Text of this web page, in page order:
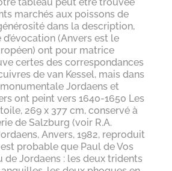
tableau peut être trouvée
marchés aux poissons de
dans la description,
(Anvers est le
ont pour matrice
certes des correspondances
de van Kessel, mais dans
Jordaens et
ont peint vers 1640-1650 Les
269 x 377 cm, conservé à
de Salzburg (voir R.A.
Anvers, 1982, reproduit
est probable que Paul de Vos
de Jordaens : les deux tridents